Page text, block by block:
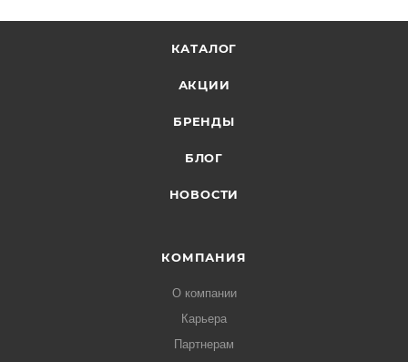
КАТАЛОГ
АКЦИИ
БРЕНДЫ
БЛОГ
НОВОСТИ
КОМПАНИЯ
О компании
Карьера
Партнерам